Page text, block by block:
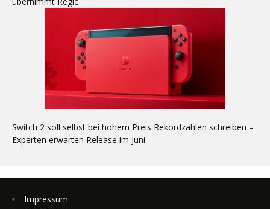
Switch 2 soll selbst bei hohem Preis Rekordzahlen schreiben –
Experten erwarten Release im Juni
Impressum